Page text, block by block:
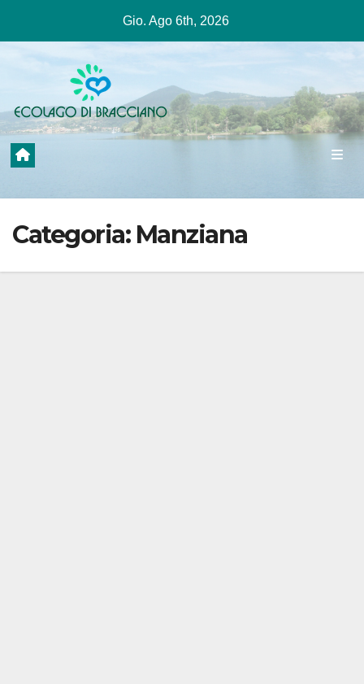
contenuto
Gio. Ago 6th, 2026
Categoria: Manziana